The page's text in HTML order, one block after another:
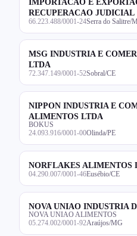
RECUPERACAO JUDICIAL
66.223.488/0001-24Serra do Salitre/
MSG INDUSTRIA E
LTDA
72.347.149/0001-52Sobral/CE
NIPPON INDUSTRIA E
ALIMENTOS LTDA
BOKUS
24.093.916/0001-00Olinda/PE
NORFLAKES ALIMENTOS
04.290.007/0001-46Eusébio/CE
NOVA UNIAO INDUSTRIA
NOVA UNIAO ALIMENTOS
05.274.002/0001-92Araújos/MG